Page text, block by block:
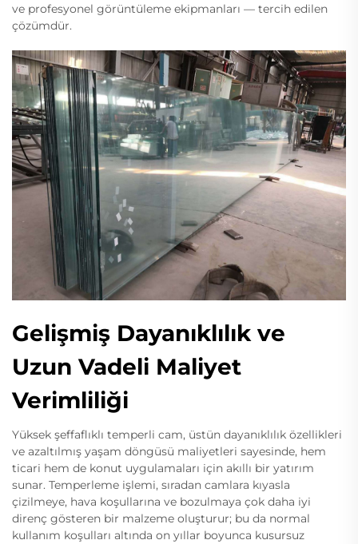
ve profesyonel görüntüleme ekipmanları — tercih edilen
çözümdür.
Gelişmiş Dayanıklılık ve
Uzun Vadeli Maliyet
Verimliliği
Yüksek şeffaflıklı temperli cam, üstün dayanıklılık özellikleri
ve azaltılmış yaşam döngüsü maliyetleri sayesinde, hem
ticari hem de konut uygulamaları için akıllı bir yatırım
sunar. Temperleme işlemi, sıradan camlara kıyasla
çizilmeye, hava koşullarına ve bozulmaya çok daha iyi
direnç gösteren bir malzeme oluşturur; bu da normal
kullanım koşulları altında on yıllar boyunca kusursuz